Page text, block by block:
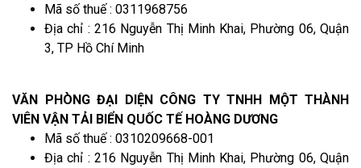
Mã số thuế : 0311968756
Địa chỉ : 216 Nguyễn Thị Minh Khai, Phường 06, Quận
3, TP Hồ Chí Minh
VĂN PHÒNG ĐẠI DIỆN CÔNG TY TNHH MỘT THÀNH
VIÊN VẬN TẢI BIỂN QUỐC TẾ HOÀNG DƯƠNG
Mã số thuế : 0310209668-001
Địa chỉ : 216 Nguyễn Thị Minh Khai, Phường 06, Quận